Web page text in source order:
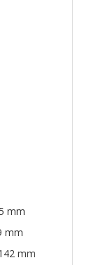
mm
mm
mm